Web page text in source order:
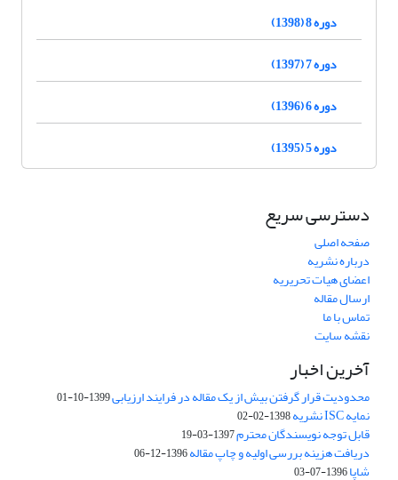
دوره 8 (1398)
دوره 7 (1397)
دوره 6 (1396)
دوره 5 (1395)
دسترسی سریع
صفحه اصلی
درباره نشریه
اعضای هیات تحریریه
ارسال مقاله
تماس با ما
نقشه سایت
آخرین اخبار
محدودیت قرار گرفتن بیش از یک مقاله در فرایند ارزیابی1399-10-01
نمایه ISC نشریه 1398-02-02
قابل توجه نویسندگان محترم1397-03-19
دریافت هزینه بررسی اولیه و چاپ مقاله1396-12-06
شاپا1396-07-03